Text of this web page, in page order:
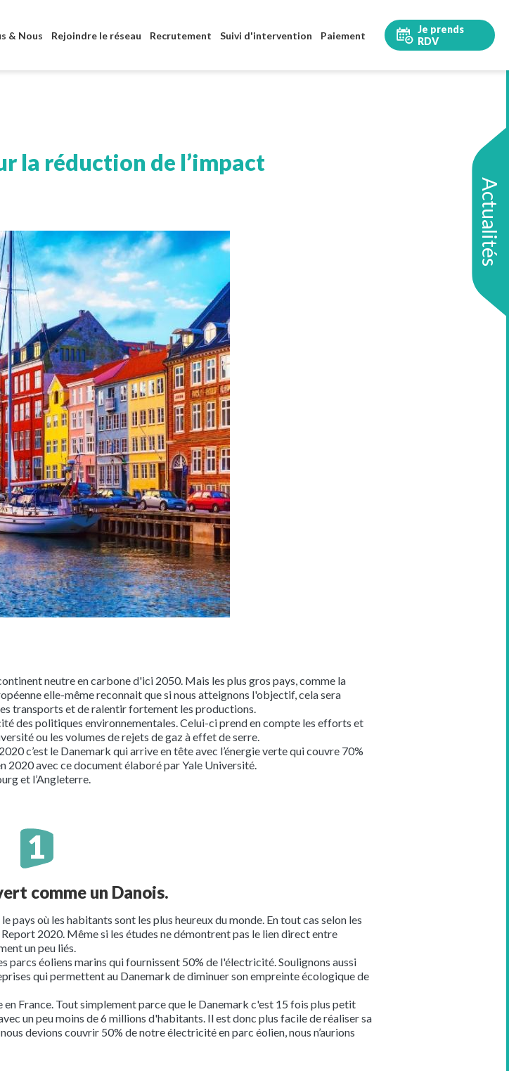
& Nous Rejoindre le réseau Recrutement Suivi d'intervention Paiement
Je prends
RDV
Actualités
la réduction de l’impact
neutre en carbone d'ici 2050. Mais les plus gros pays, comme la
elle-même reconnait que si nous atteignons l'objectif, cela sera
transports et de ralentir fortement les productions.
des politiques environnementales. Celui-ci prend en compte les efforts et
ou les volumes de rejets de gaz à effet de serre.
c’est le Danemark qui arrive en tête avec l’énergie verte qui couvre 70%
2020 avec ce document élaboré par Yale Université.
et l’Angleterre.
comme un Danois.
pays où les habitants sont les plus heureux du monde. En tout cas selon les
2020. Même si les études ne démontrent pas le lien direct entre
un peu liés.
parcs éoliens marins qui fournissent 50% de l'électricité. Soulignons aussi
qui permettent au Danemark de diminuer son empreinte écologique de
France. Tout simplement parce que le Danemark c'est 15 fois plus petit
un peu moins de 6 millions d'habitants. Il est donc plus facile de réaliser sa
devions couvrir 50% de notre électricité en parc éolien, nous n’aurions